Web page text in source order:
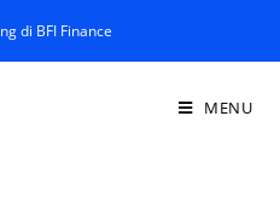
di BFI Finance
MENU